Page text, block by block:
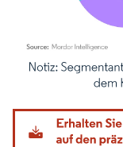
Bild © Mordor